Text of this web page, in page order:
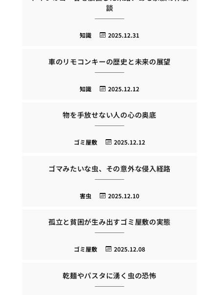
談
2025.12.31
知識
車のリモコンキーの歴史と未来の展望
2025.12.12
知識
物を手放せない人の心の奥底
2025.12.12
ゴミ屋敷
ゴマみたいな虫、その意外な侵入経路
2025.12.10
害虫
孤立と貧困が生み出すゴミ屋敷の実態
2025.12.08
ゴミ屋敷
乾麺やパスタに湧く虫の恐怖